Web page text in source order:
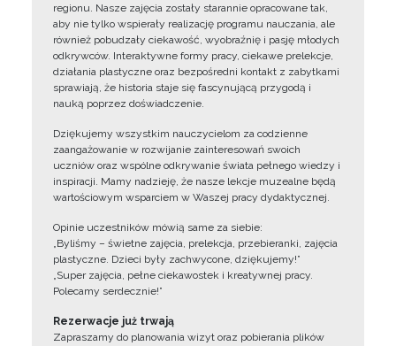
regionu. Nasze zajęcia zostały starannie opracowane tak,
aby nie tylko wspierały realizację programu nauczania, ale
również pobudzały ciekawość, wyobraźnię i pasję młodych
odkrywców. Interaktywne formy pracy, ciekawe prelekcje,
działania plastyczne oraz bezpośredni kontakt z zabytkami
sprawiają, że historia staje się fascynującą przygodą i
nauką poprzez doświadczenie.
Dziękujemy wszystkim nauczycielom za codzienne
zaangażowanie w rozwijanie zainteresowań swoich
uczniów oraz wspólne odkrywanie świata pełnego wiedzy i
inspiracji. Mamy nadzieję, że nasze lekcje muzealne będą
wartościowym wsparciem w Waszej pracy dydaktycznej.
Opinie uczestników mówią same za siebie:
„Byliśmy – świetne zajęcia, prelekcja, przebieranki, zajęcia
plastyczne. Dzieci były zachwycone, dziękujemy!”
„Super zajęcia, pełne ciekawostek i kreatywnej pracy.
Polecamy serdecznie!”
Rezerwacje już trwają
Zapraszamy do planowania wizyt oraz pobierania plików